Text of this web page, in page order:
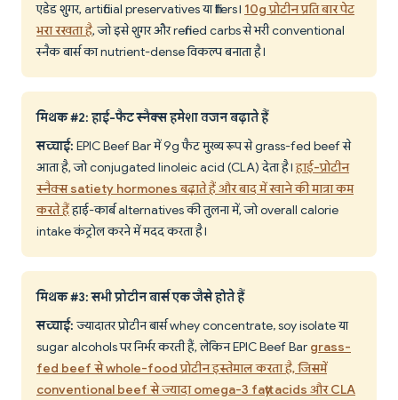
एडेड शुगर, artificial preservatives या fillers। 10g प्रोटीन प्रति बार पेट
भरा रखता है, जो इसे शुगर और refined carbs से भरी conventional
स्नैक बार्स का nutrient-dense विकल्प बनाता है।
मिथक #2: हाई-फैट स्नैक्स हमेशा वजन बढ़ाते हैं
सच्चाई: EPIC Beef Bar में 9g फैट मुख्य रूप से grass-fed beef से
आता है, जो conjugated linoleic acid (CLA) देता है।हाई-प्रोटीन
स्नैक्स satiety hormones बढ़ाते हैं और बाद में खाने की मात्रा कम
करते हैंहाई-कार्ब alternatives की तुलना में, जो overall calorie
intake कंट्रोल करने में मदद करता है।
मिथक #3: सभी प्रोटीन बार्स एक जैसे होते हैं
सच्चाई: ज्यादातर प्रोटीन बार्स whey concentrate, soy isolate या
sugar alcohols पर निर्भर करती हैं, लेकिन EPIC Beef Bar grass-
fed beef से whole-food प्रोटीन इस्तेमाल करता है, जिसमें
conventional beef से ज्यादा omega-3 fatty acids और CLA